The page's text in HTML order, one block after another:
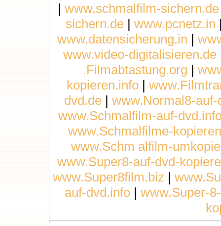
| www.schmalfilm-sichern.de
sichern.de| www.pcnetz.in
www.datensicherung.in |
www.video-digitalisieren.de
.Filmabtastung.org |
kopieren.info|
dvd.de| www.Normal8-auf-
www.Schmalfilm-auf-
www.Schmalfilme-
www.Schm alfilm-
www.Super8-auf-dvd-
www.Super8film.biz |
auf-dvd.info | www.Super-